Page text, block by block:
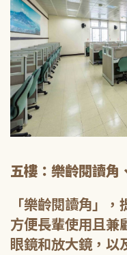
五樓：樂齡閱讀角
「樂齡閱讀角」
方便長輩使用且兼
眼鏡和放大鏡，以